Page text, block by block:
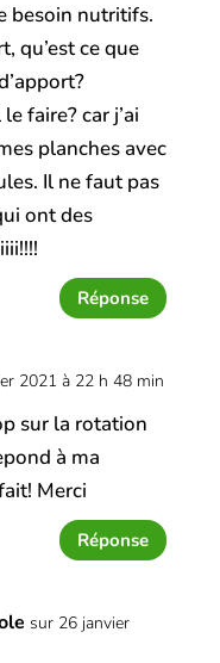
besoin nutritifs.
qu’est ce que
faire? car j’ai
planches avec
Il ne faut pas
ont des
Réponse
2021 à 22 h 48 min
sur la rotation
à ma
Merci
Réponse
sur 26 janvier